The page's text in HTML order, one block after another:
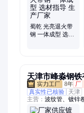
蜀乾 光亮退火带
钢 一体成型 选材
天津市峰淼钢铁
8年 厂
真实性已核验
天津
主营： 波纹管、镀锌
钢、电梯带钢、冷